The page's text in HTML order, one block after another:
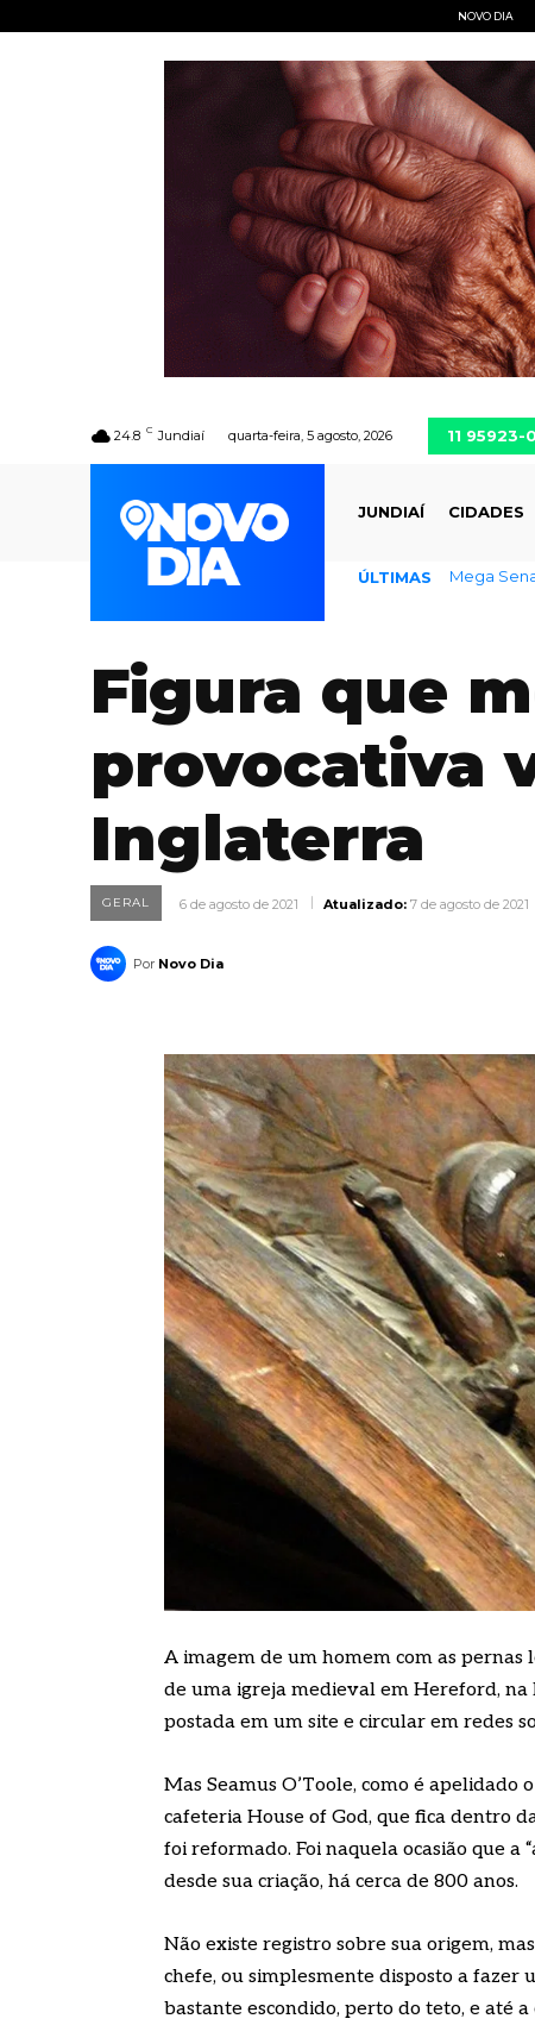
NOVO DIA
24.8 C Jundiaí quarta-feira, 5 agosto, 2026 11 95923-
JUNDIAÍ CIDADES
ÚLTIMASMega Sena
Dia D de
Figura que
provocativa
Inglaterra
GERAL 6 de agosto de 2021 Atualizado: 7 de agosto de 2021
Por Novo Dia
A imagem de um homem com as pernas
de uma igreja medieval em Hereford,
postada em um site e circular em redes
Mas Seamus O’Toole, como é
cafeteria House of God, que fica dentro
foi reformado. Foi naquela ocasião que
desde sua criação, há cerca de 800 anos.
Não existe registro sobre sua origem,
chefe, ou simplesmente disposto a fazer
bastante escondido, perto do teto, e até